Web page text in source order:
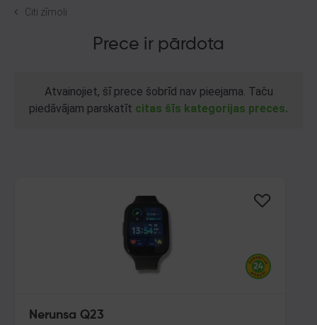
Citi zīmoli
Prece ir pārdota
Atvainojiet, šī prece šobrīd nav pieejama. Taču
piedāvājam parskatīt citas šīs kategorijas preces.
Nerunsa Q23